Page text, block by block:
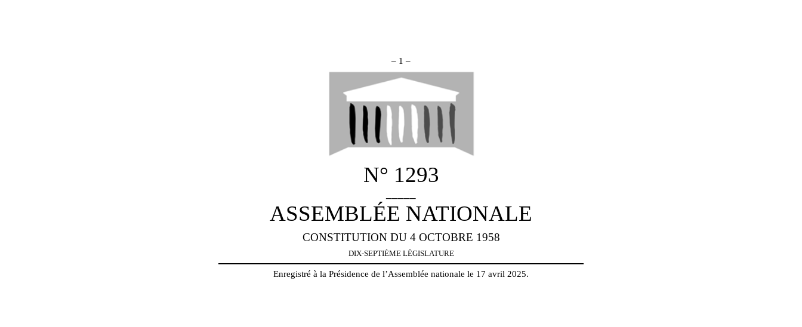
– 1 –
N° 1293
ASSEMBLÉE NATIONALE
CONSTITUTION DU 4 OCTOBRE 1958
DIX-SEPTIÈME LÉGISLATURE
Enregistré à la Présidence de l’Assemblée nationale le 17 avril 2025.